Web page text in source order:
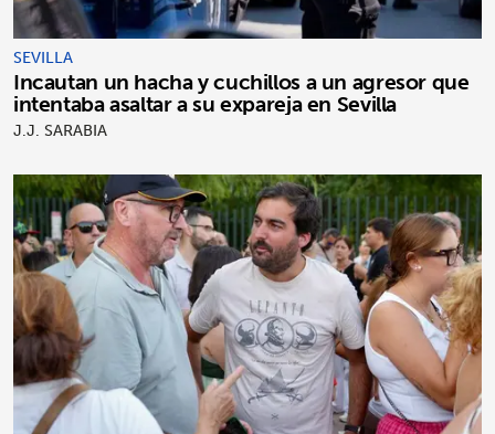
SEVILLA
Incautan un hacha y cuchillos a un agresor que
intentaba asaltar a su expareja en Sevilla
J.J. SARABIA